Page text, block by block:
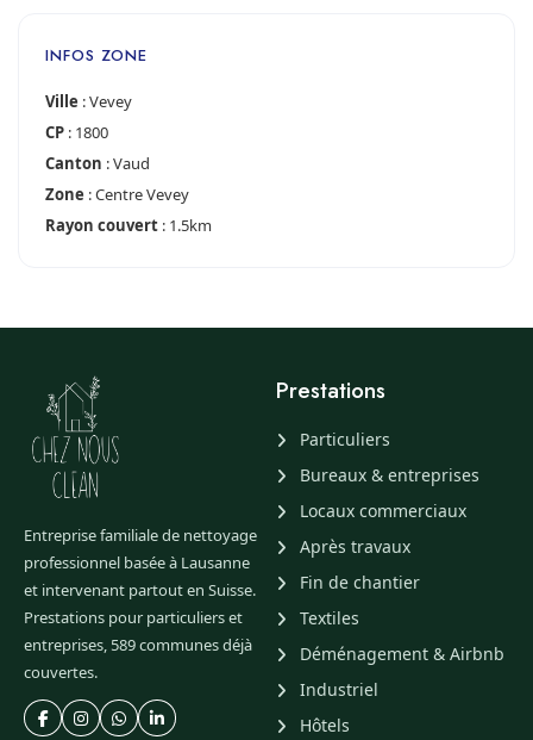
INFOS ZONE
Ville : Vevey
CP : 1800
Canton : Vaud
Zone : Centre Vevey
Rayon couvert : 1.5km
Entreprise familiale de nettoyage
professionnel basée à Lausanne
et intervenant partout en Suisse.
Prestations pour particuliers et
entreprises, 589 communes déjà
couvertes.
Prestations
Particuliers
Bureaux & entreprises
Locaux commerciaux
Après travaux
Fin de chantier
Textiles
Déménagement & Airbnb
Industriel
Hôtels